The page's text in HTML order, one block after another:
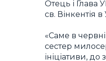
Отець і Глава
св. Вінкентія
«Саме в
сестер
ініціативи,